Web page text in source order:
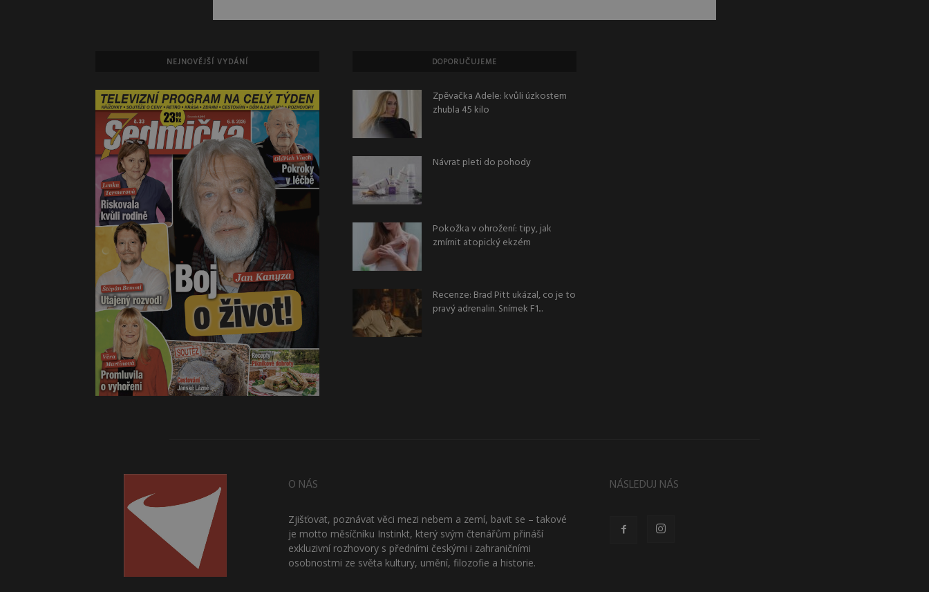
NEJNOVĚJŠÍ VYDÁNÍ DOPORUČUJEME
Zpěvačka Adele: kvůli úzkostem
zhubla 45 kilo
Návrat pleti do pohody
Pokožka v ohrožení: tipy, jak
zmírnit atopický ekzém
Recenze: Brad Pitt ukázal, co je to
pravý adrenalin. Snímek F1...
O NÁS
Zjišťovat, poznávat věci mezi nebem a zemí, bavit se – takové
je motto měsíčníku Instinkt, který svým čtenářům přináší
exkluzivní rozhovory s předními českými i zahraničními
osobnostmi ze světa kultury, umění, filozofie a historie.
NÁSLEDUJ NÁS